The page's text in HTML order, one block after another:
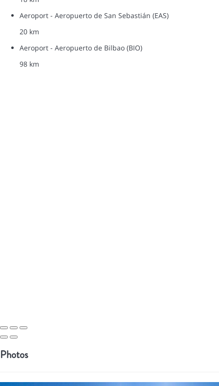
Aeroport - Aeropuerto de San Sebastián (EAS)
20 km
Aeroport - Aeropuerto de Bilbao (BIO)
98 km
Photos